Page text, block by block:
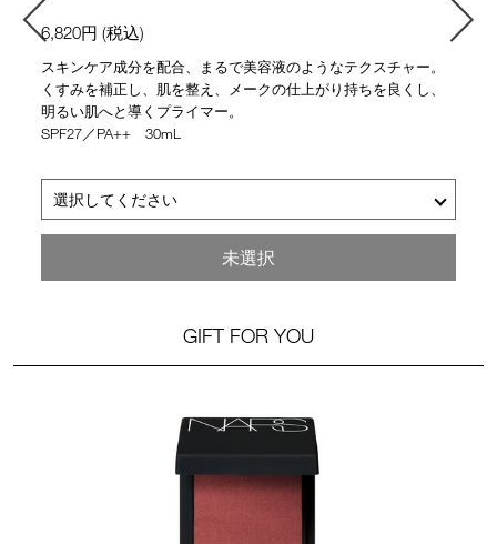
6,820円 (税込)
スキンケア成分を配合、まるで美容液のようなテクスチャー。
くすみを補正し、肌を整え、メークの仕上がり持ちを良くし、
明るい肌へと導くプライマー。
SPF27／PA++ 30mL
選択してください
ライトリフレクティング トーンアップヴェール
未選択
GIFT FOR YOU